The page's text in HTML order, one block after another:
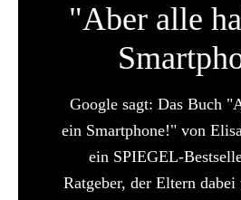
"Aber alle
Google sagt: Das Buch
ein Smartphone!" von
ein SPIEGEL-
Ratgeber, der Eltern